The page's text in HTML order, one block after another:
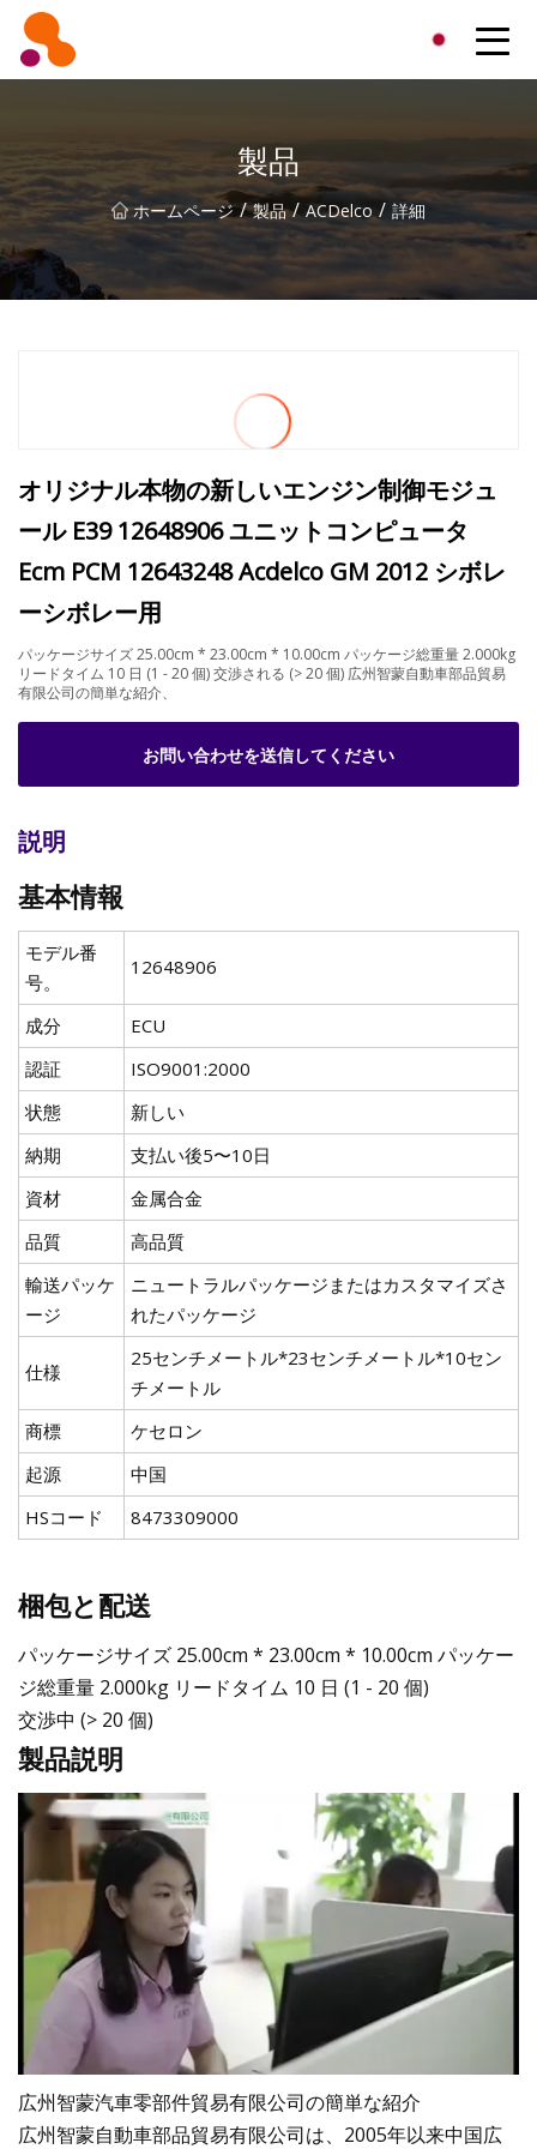
製品
ホームページ / 製品 / ACDelco / 詳細
オリジナル本物の新しいエンジン制御モジュ
ール E39 12648906 ユニットコンピュータ
Ecm PCM 12643248 Acdelco GM 2012 シボレ
ーシボレー用
パッケージサイズ 25.00cm * 23.00cm * 10.00cm パッケージ総重量 2.000kg
リードタイム 10 日 (1 - 20 個) 交渉される (> 20 個) 広州智蒙自動車部品貿易
有限公司の簡単な紹介、
お問い合わせを送信してください
説明
基本情報
モデル番
号。
12648906
成分
ECU
認証
ISO9001:2000
状態
新しい
納期
支払い後5〜10日
資材
金属合金
品質
高品質
輸送パッケ
ージ
ニュートラルパッケージまたはカスタマイズさ
れたパッケージ
仕様
25センチメートル*23センチメートル*10セン
チメートル
商標
ケセロン
起源
中国
HSコード
8473309000
梱包と配送
パッケージサイズ 25.00cm * 23.00cm * 10.00cm パッケー
ジ総重量 2.000kg リードタイム 10 日 (1 - 20 個)
交渉中 (> 20 個)
製品説明
広州智蒙汽車零部件貿易有限公司の簡単な紹介
広州智蒙自動車部品貿易有限公司は、2005年以来中国広